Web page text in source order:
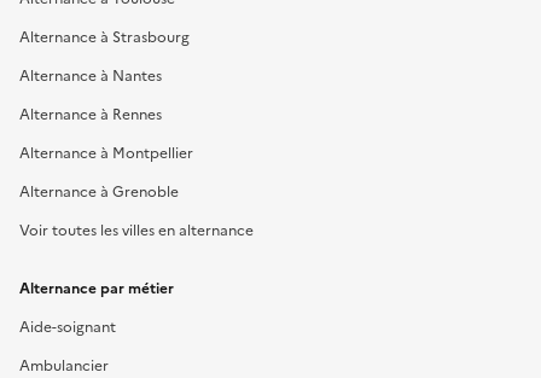
Alternance à Strasbourg
Alternance à Nantes
Alternance à Rennes
Alternance à Montpellier
Alternance à Grenoble
Voir toutes les villes en alternance
Alternance par métier
Aide-soignant
Ambulancier